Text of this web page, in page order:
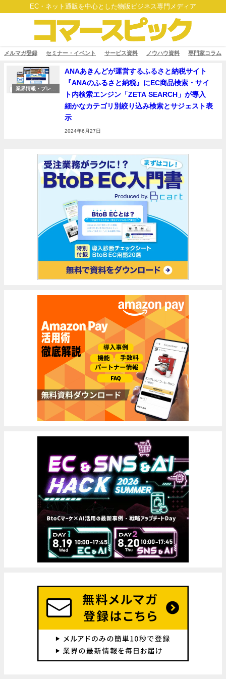
EC・ネット通販を中心とした物販ビジネス専門メディア
メルマガ登録 セミナー・イベント サービス資料 ノウハウ資料 専門家コラム
業界情報・プレス
ANAあきんどが運営するふるさと納税サイト
『ANAのふるさと納税』にEC商品検索・サイ
ト内検索エンジン「ZETA SEARCH」が導入
細かなカテゴリ別絞り込み検索とサジェスト表
示
2024年6月27日